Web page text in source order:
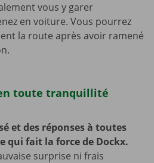
vous y garer
en voiture. Vous pourrez
la route après avoir ramené
toute tranquillité
et des réponses à toutes
qui fait la force de Dockx.
surprise ni frais